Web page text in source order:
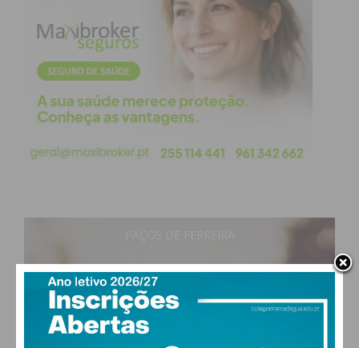
28°
clear sky
vento: 5m/s ONO
MAX 28 • MIN 27